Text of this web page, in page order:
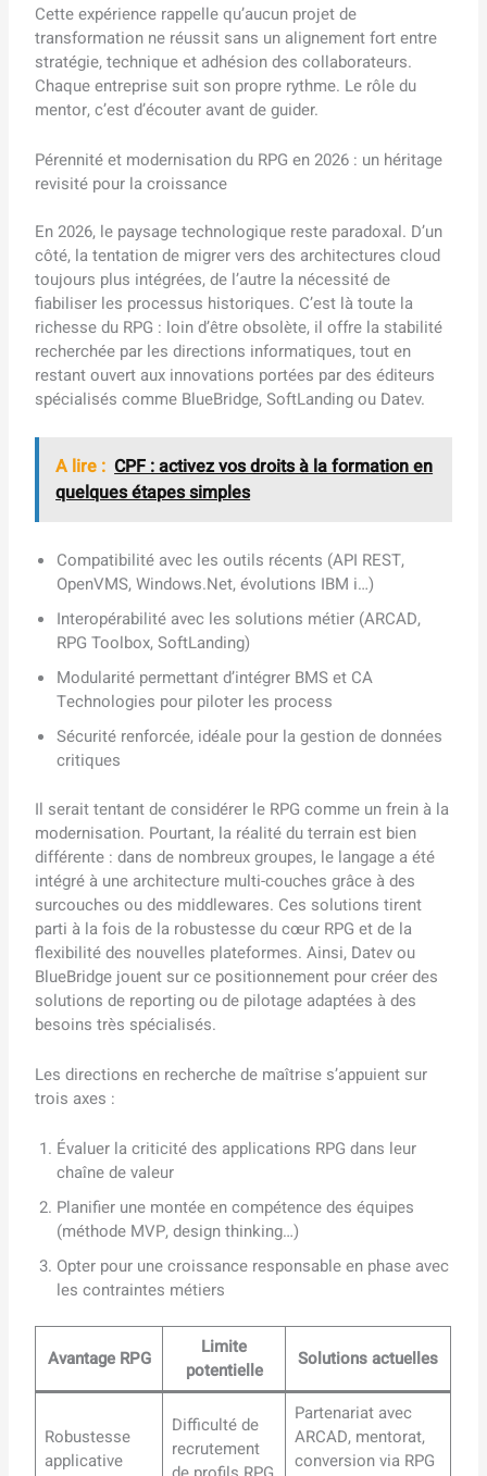
Cette expérience rappelle qu’aucun projet de
transformation ne réussit sans un alignement fort entre
stratégie, technique et adhésion des collaborateurs.
Chaque entreprise suit son propre rythme. Le rôle du
mentor, c’est d’écouter avant de guider.
Pérennité et modernisation du RPG en 2026 : un héritage
revisité pour la croissance
En 2026, le paysage technologique reste paradoxal. D’un
côté, la tentation de migrer vers des architectures cloud
toujours plus intégrées, de l’autre la nécessité de
fiabiliser les processus historiques. C’est là toute la
richesse du RPG : loin d’être obsolète, il offre la stabilité
recherchée par les directions informatiques, tout en
restant ouvert aux innovations portées par des éditeurs
spécialisés comme BlueBridge, SoftLanding ou Datev.
A lire : CPF : activez vos droits à la formation en
quelques étapes simples
Compatibilité avec les outils récents (API REST,
OpenVMS, Windows.Net, évolutions IBM i…)
Interopérabilité avec les solutions métier (ARCAD,
RPG Toolbox, SoftLanding)
Modularité permettant d’intégrer BMS et CA
Technologies pour piloter les process
Sécurité renforcée, idéale pour la gestion de données
critiques
Il serait tentant de considérer le RPG comme un frein à la
modernisation. Pourtant, la réalité du terrain est bien
différente : dans de nombreux groupes, le langage a été
intégré à une architecture multi-couches grâce à des
surcouches ou des middlewares. Ces solutions tirent
parti à la fois de la robustesse du cœur RPG et de la
flexibilité des nouvelles plateformes. Ainsi, Datev ou
BlueBridge jouent sur ce positionnement pour créer des
solutions de reporting ou de pilotage adaptées à des
besoins très spécialisés.
Les directions en recherche de maîtrise s’appuient sur
trois axes :
Évaluer la criticité des applications RPG dans leur
chaîne de valeur
Planifier une montée en compétence des équipes
(méthode MVP, design thinking…)
Opter pour une croissance responsable en phase avec
les contraintes métiers
Avantage RPG
Limite
potentielle
Solutions actuelles
Robustesse
applicative
Difficulté de
recrutement
Partenariat avec
ARCAD, mentorat,
conversion via RPG